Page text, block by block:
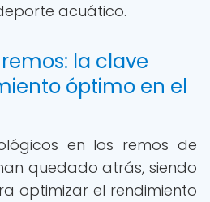
acuático.
la clave
óptimo en el
en los remos de
quedado atrás, siendo
optimizar el rendimiento